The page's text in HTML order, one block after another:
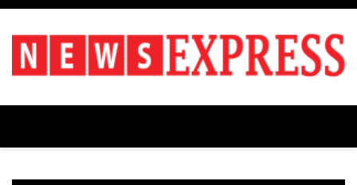
Skip
content